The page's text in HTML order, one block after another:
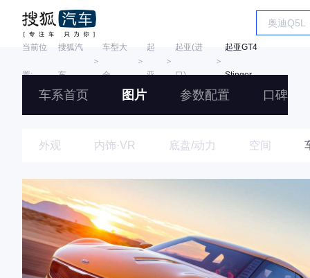
当前位
置:
搜狐汽
车
＞
车型大
全
＞
起
亚
＞
起亚(进
口)
＞
起亚GT4
Stinger
车系首页 图片 参数配置 口碑
外观 内饰·VR 底盘/动力 空间